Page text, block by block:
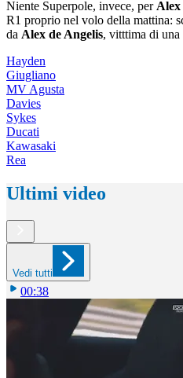
Niente Superpole, invece, per Alex
R1 proprio nel volo della mattina:
da Alex de Angelis, vitttima di una
Hayden
Giugliano
MV Agusta
Davies
Sykes
Ducati
Kawasaki
Rea
Ultimi video
Vedi tutti
00:38